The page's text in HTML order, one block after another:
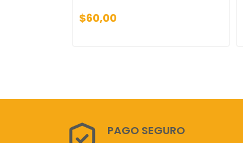
$60,00
PAGO SEGURO